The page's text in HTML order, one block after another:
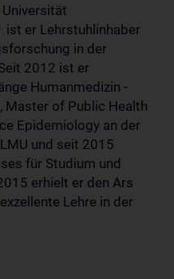
er Lehrstuhlinhaber
in der
2012 ist er
Humanmedizin -
Master of Public Health
Epidemiology an der
und seit 2015
für Studium und
erhielt er den Ars
Lehre in der